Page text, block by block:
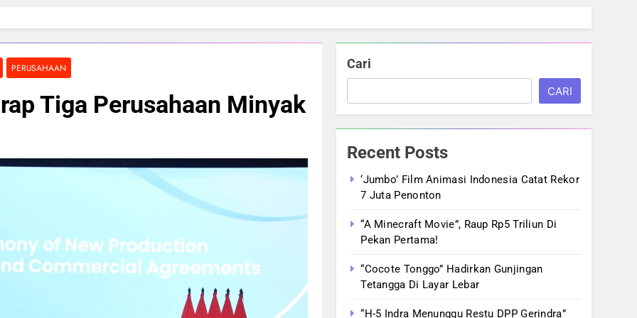
PERUSAHAAN
Tiga Perusahaan Minyak
Cari
CARI
Recent Posts
‘Jumbo’ Film Animasi Indonesia Catat Rekor
7 Juta Penonton
“A Minecraft Movie”, Raup Rp5 Triliun Di
Pekan Pertama!
“Cocote Tonggo” Hadirkan Gunjingan
Tetangga Di Layar Lebar
“H-5 Indra Menunggu Restu DPP Gerindra”